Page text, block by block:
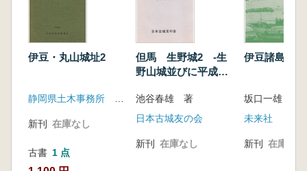
伊豆・丸山城址2
静岡県土木事務所 土肥町教育委員会
新刊 在庫なし
古書 1 点
但馬 生野城2 -生
野山城並びに平成と
池谷春雄 著
日本古城友の会
新刊 在庫なし
伊豆諸島の
坂口一雄 著
未来社
新刊 在庫なし